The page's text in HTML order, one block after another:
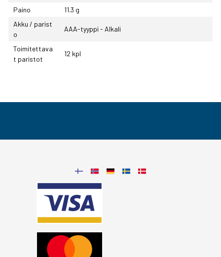
Paino
11.3 g
Akku / parist
o
AAA-tyyppi - Alkali
Toimitettava
t paristot
12 kpl